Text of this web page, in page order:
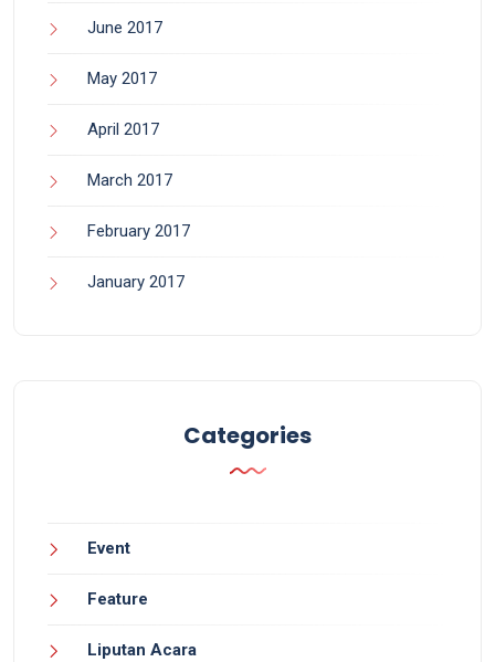
June 2017
May 2017
April 2017
March 2017
February 2017
January 2017
Categories
Event
Feature
Liputan Acara